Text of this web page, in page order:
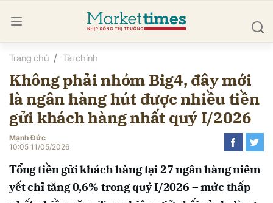
Trang chủ Tài chính
Không phải nhóm Big4, đây mới
là ngân hàng hút được nhiều tiền
gửi khách hàng nhất quý I/2026
Mạnh Đức
10:05 11/05/2026
Tổng tiền gửi khách hàng tại 27 ngân hàng niêm
yết chỉ tăng 0,6% trong quý I/2026 – mức thấp
luận
Hủy